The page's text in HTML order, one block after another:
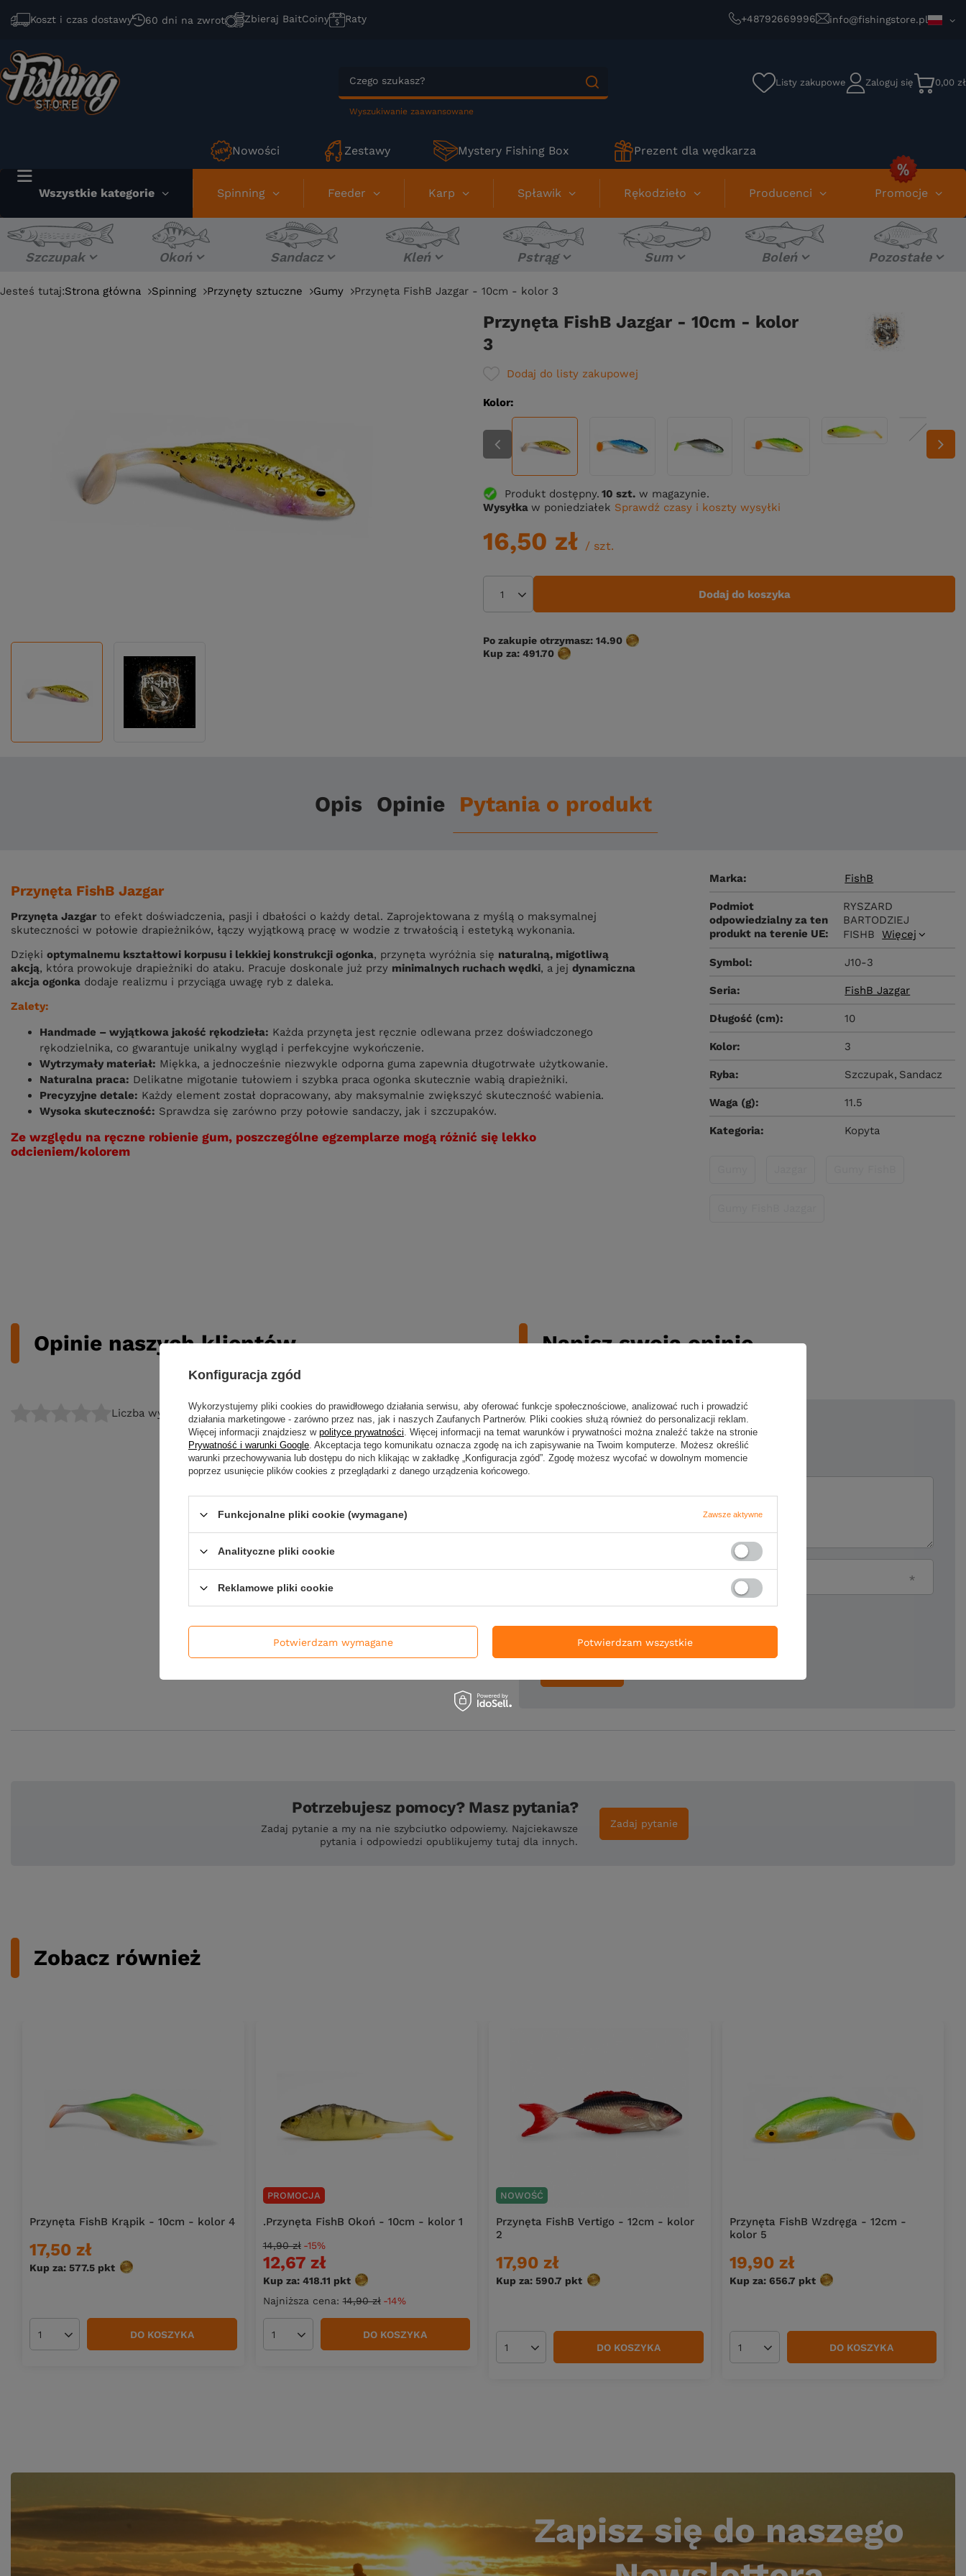
Koszt i czas dostawy 60 dni na zwrot Zbieraj BaitCoiny Raty +48792669996 info@fishingstore.pl
Wyszukiwanie zaawansowane
Listy zakupowe Zaloguj się 0,00 zł
Nowości Zestawy Mystery Fishing Box Prezent dla wędkarza
Wszystkie kategorie Spinning Feeder Karp Spławik Rękodzieło Producenci Promocje
Szczupak Okoń Sandacz Kleń Pstrąg Sum Boleń Pozostałe
Jesteś tutaj:Strona główna Spinning Przynęty sztuczne Gumy Przynęta FishB Jazgar - 10cm - kolor 3
Przynęta FishB Jazgar - 10cm - kolor
3
Dodaj do listy zakupowej
Kolor
Produkt dostępny 10 szt. w magazynie.
Wysyłka w poniedziałek Sprawdź czasy i koszty wysyłki
16,50 zł / szt.
Dodaj do koszyka
Po zakupie otrzymasz: 14.90
Kup za: 491.70
Opis Opinie Pytania o produkt
Marka FishB
Podmiot
odpowiedzialny za ten
produkt na terenie UE
RYSZARD
BARTODZIEJ
FISHB
Więcej
Symbol J10-3
Seria FishB Jazgar
Długość (cm) 10
Kolor 3
Ryba Szczupak Sandacz
Waga (g) 11.5
Kategoria Kopyta
Przynęta FishB Jazgar
Przynęta Jazgarto efekt doświadczenia, pasji i dbałości o każdy detal. Zaprojektowana z myślą o maksymalnej
skuteczności w połowie drapieżników, łączy wyjątkową pracę w wodzie z trwałością i estetyką wykonania.
Dzięki optymalnemu kształtowi korpusu i lekkiej konstrukcji ogonka, przynęta wyróżnia się naturalną, migotliwą
akcją, która prowokuje drapieżniki do ataku. Pracuje doskonale już przy minimalnych ruchach wędki, a jej dynamiczna
akcja ogonka dodaje realizmu i przyciąga uwagę ryb z daleka.
Zalety:
Handmade – wyjątkowa jakość rękodzieła: Każda przynęta jest ręcznie odlewana przez doświadczonego
rękodzielnika, co gwarantuje unikalny wygląd i perfekcyjne wykończenie.
Wytrzymały materiał: Miękka, a jednocześnie niezwykle odporna guma zapewnia długotrwałe użytkowanie.
Naturalna praca: Delikatne migotanie tułowiem i szybka praca ogonka skutecznie wabią drapieżniki.
Precyzyjne detale: Każdy element został dopracowany, aby maksymalnie zwiększyć skuteczność wabienia.
Wysoka skuteczność: Sprawdza się zarówno przy połowie sandaczy, jak i szczupaków.
Ze względu na ręczne robienie gum, poszczególne egzemplarze mogą różnić się lekko
odcieniem/kolorem
Opinie naszych klientów
Liczba wystawionych opinii: 0
Napisz swoją opinię
Twoja ocena:
5/5
Treść twojej opinii
Twój email
Potrzebujesz pomocy? Masz pytania?
Zadaj pytanie a my na nie szybciutko odpowiemy. Najciekawsze
pytania i odpowiedzi opublikujemy tutaj dla innych.
Zadaj pytanie
Zobacz również
Przynęta FishB Krąpik - 10cm - kolor 4
17,50 zł
Kup za: 577.5 pkt punktów
Ilość produktów DO KOSZYKA
PROMOCJA
.Przynęta FishB Okoń - 10cm - kolor 1
12,67 zł
Kup za: 418.11 pktpunktów
Najniższa cena:14,90 zł -14%
14,90 zł -15%
Ilość produktów DO KOSZYKA
NOWOŚĆ
Przynęta FishB Vertigo - 12cm - kolor
2
17,90 zł
Kup za: 590.7 pkt punktów
Ilość produktów DO KOSZYKA
Przynęta FishB Wzdręga - 12cm -
kolor 5
19,90 zł
Kup za: 656.7 pktpunktów
Ilość produktów DO KOSZYKA
Zapisz się do naszego
Konfiguracja zgód
Wykorzystujemy pliki cookies do prawidłowego działania serwisu, aby oferować funkcje społecznościowe, analizować ruch i prowadzić
działania marketingowe - zarówno przez nas, jak i naszych Zaufanych Partnerów. Pliki cookies służą również do personalizacji reklam.
Więcej informacji znajdziesz w polityce prywatności. Więcej informacji na temat warunków i prywatności można znaleźć także na stronie
Prywatność i warunki Google. Akceptacja tego komunikatu oznacza zgodę na ich zapisywanie na Twoim komputerze. Możesz określić
warunki przechowywania lub dostępu do nich klikając w zakładkę „Konfiguracja zgód”. Zgodę możesz wycofać w dowolnym momencie
poprzez usunięcie plików cookies z przeglądarki z danego urządzenia końcowego.
Funkcjonalne pliki cookie (wymagane) Zawsze aktywne
Analityczne pliki cookie
Reklamowe pliki cookie
Potwierdzam wymagane Potwierdzam wszystkie